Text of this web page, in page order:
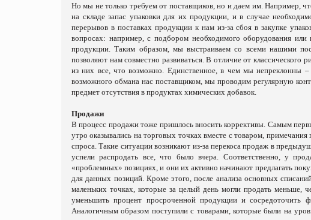
Но мы не только требуем от поставщиков, но и даем им. Например,
на складе запас упаковки для их продукции, и в случае
перерывов в поставках продукции к нам из-за сбоя в закупке
вопросах: например, с подбором необходимого оборудования
продукции. Таким образом, мы выстраиваем со всеми нашими
позволяют нам совместно развиваться. В отличие от
из них все, что возможно. Единственное, в чем мы непреклонны
возможного обмана нас поставщиком, мы проводим регулярную
предмет отсутствия в продуктах химических добавок.
Продажи
В процесс продажи тоже пришлось вносить коррективы. Самым
утро оказывались на торговых точках вместе с товаром,
спроса. Такие ситуации возникают из-за перекоса продаж в
успели распродать все, что было вчера. Соответственно, у
«проблемных» позициях, и они их активно начинают предлагать
для данных позиций. Кроме этого, после анализа основных
маленьких точках, которые за целый день могли продать меньше,
уменьшить процент просроченной продукции и сосредоточить
Аналогичным образом поступили с товарами, которые были на